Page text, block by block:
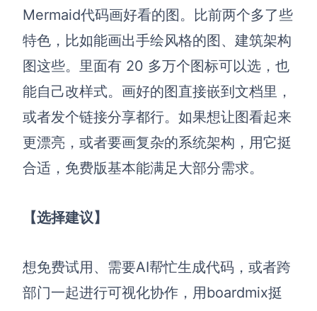
Mermaid代码画好看的图。比前两个多了些
特色，比如能画出手绘风格的图、建筑架构
图这些。里面有 20 多万个图标可以选，也
能自己改样式。画好的图直接嵌到文档里，
或者发个链接分享都行。如果想让图看起来
更漂亮，或者要画复杂的系统架构，用它挺
合适，免费版基本能满足大部分需求。
【选择建议】
想免费试用、需要AI帮忙生成代码，或者跨
部门一起进行可视化协作，用boardmix挺